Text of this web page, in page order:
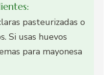
pasteurizadas o
Si usas huevos
para mayonesa